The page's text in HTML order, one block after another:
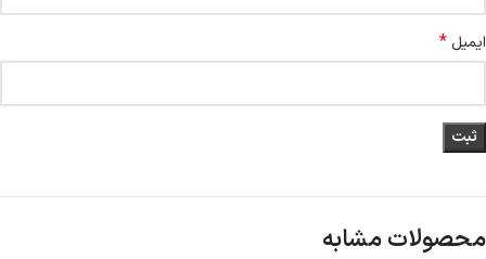
ایمیل *
محصولات مشابه